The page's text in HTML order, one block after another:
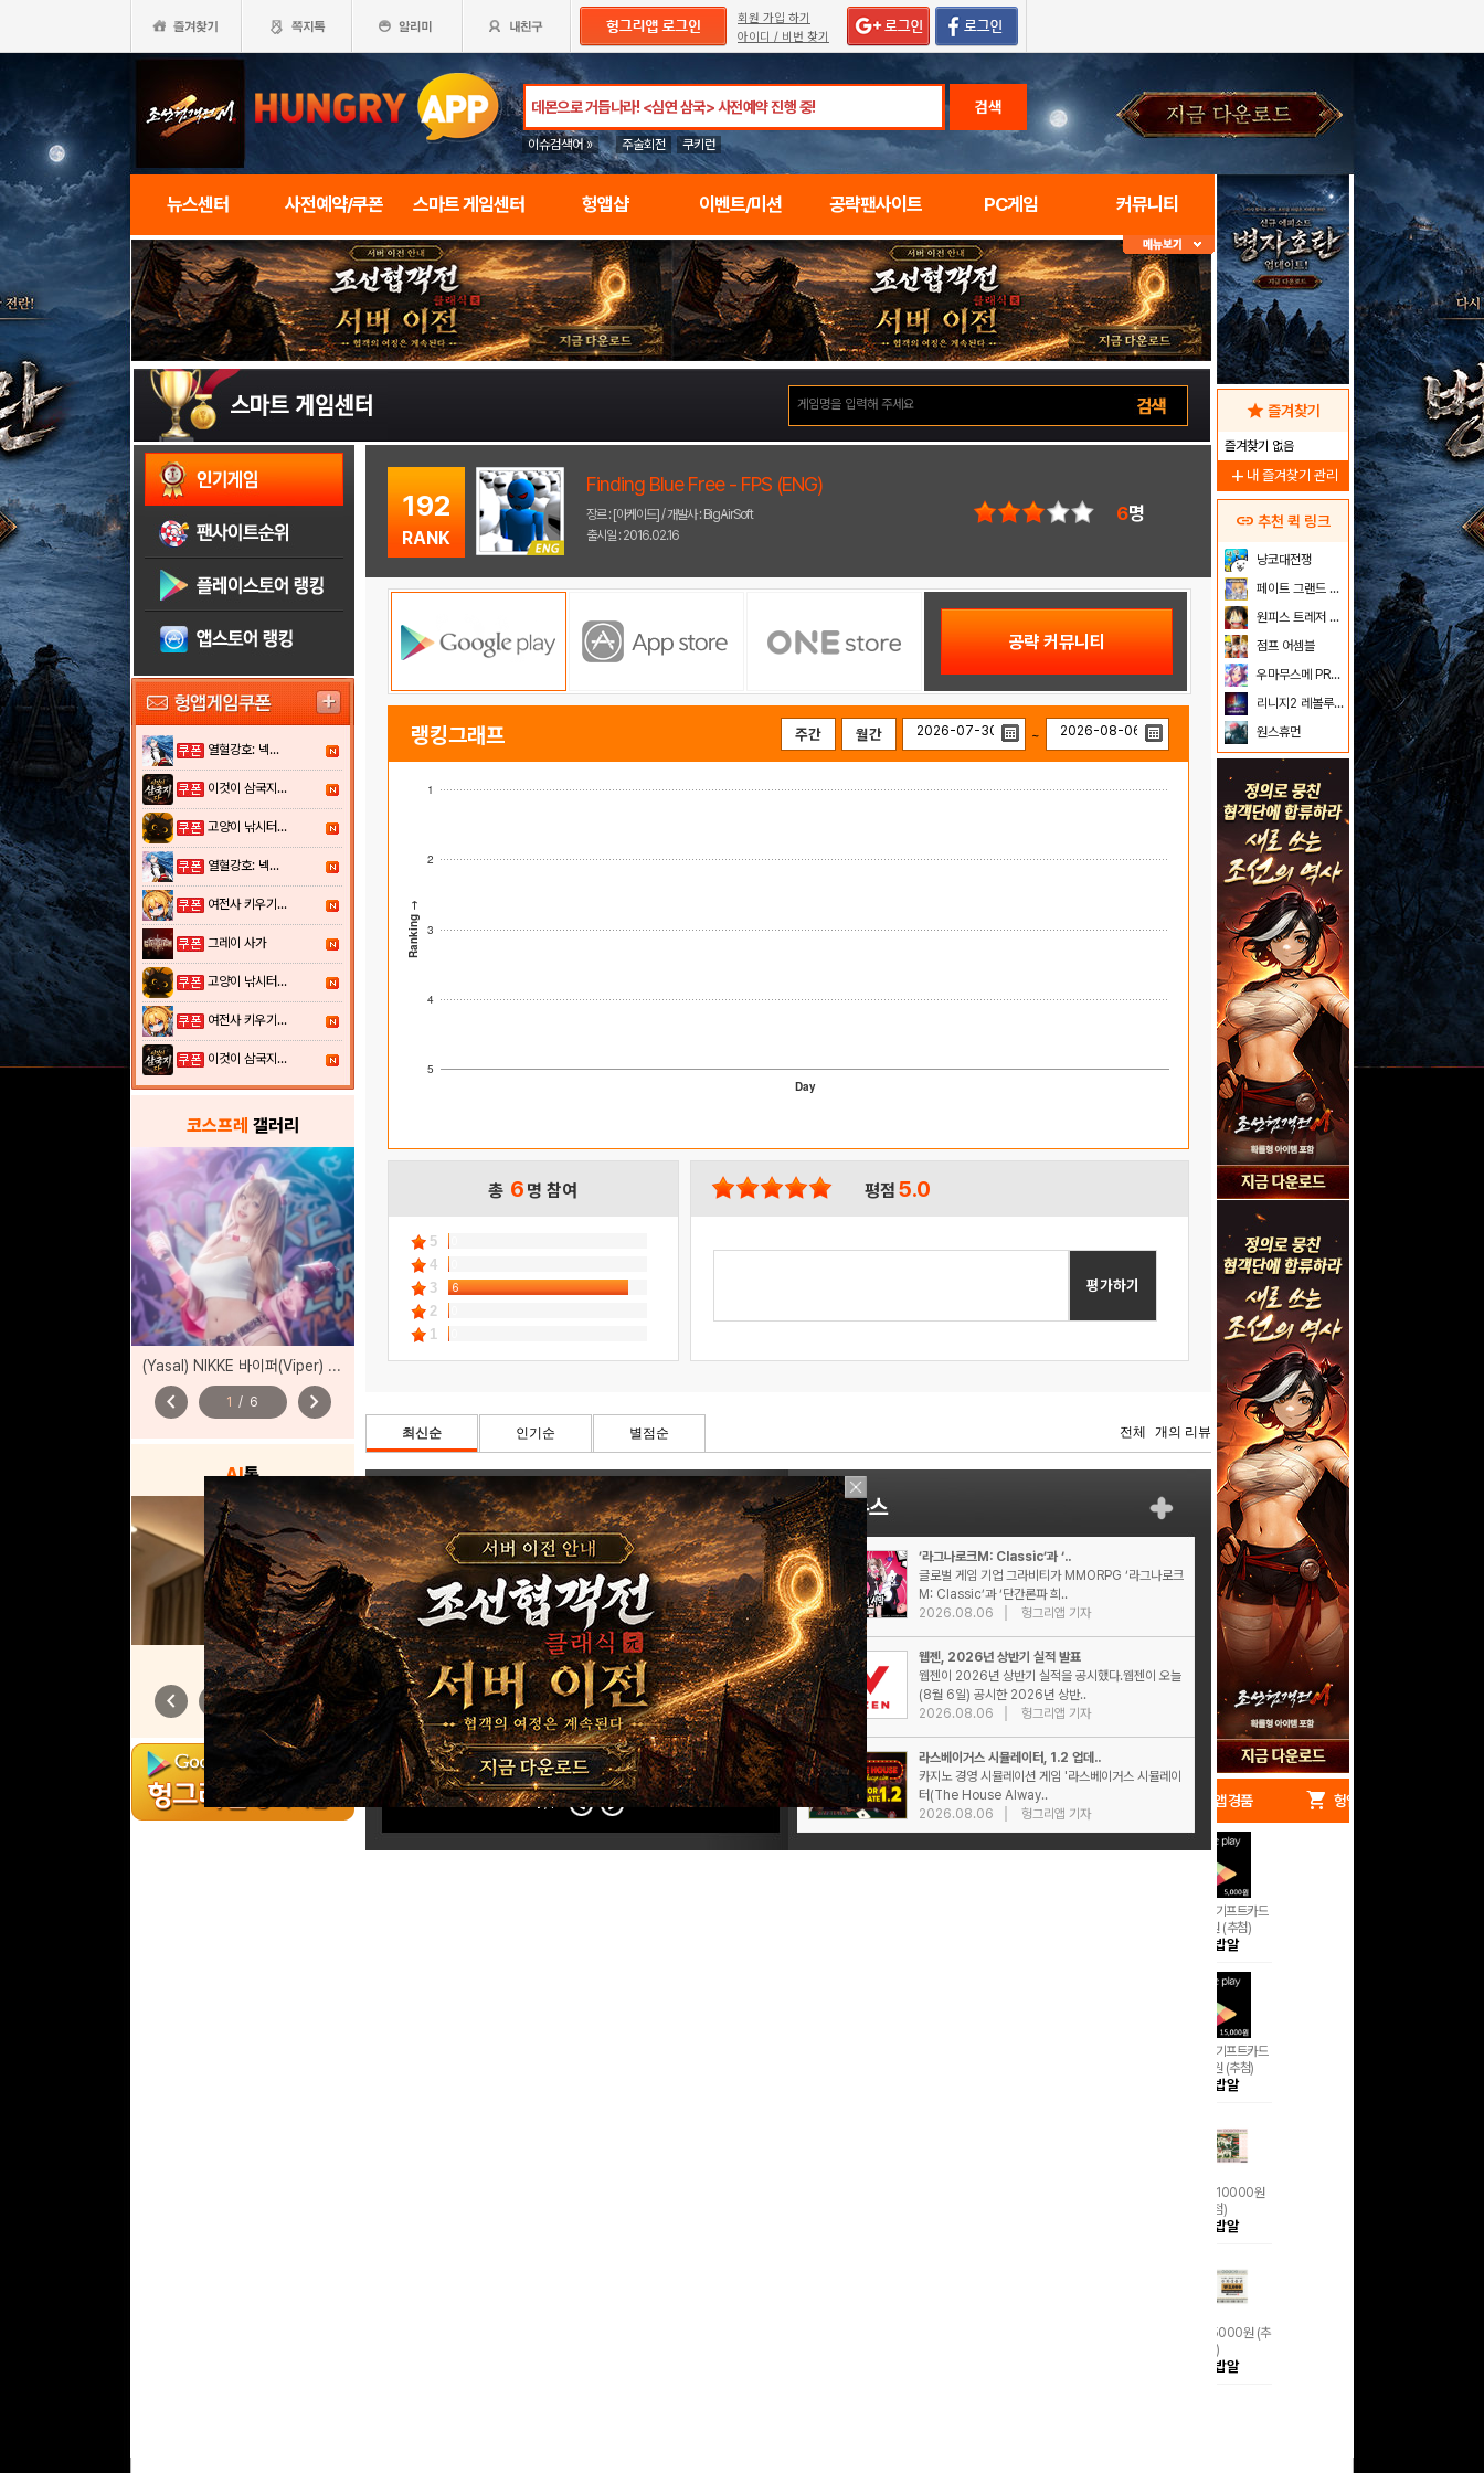
회원 가입 하기
아이디 / 비번 찾기
검색
이슈검색어 » 주술회전 쿠키런
뉴스센터 사전예약/쿠폰 스마트 게임센터 헝앱샵 이벤트/미션 공략팬사이트 PC게임 커뮤니티
열혈강호: 넥...
이것이 삼국지...
고양이 낚시터...
열혈강호: 넥...
여전사 키우기...
그레이 사가
고양이 낚시터...
여전사 키우기...
이것이 삼국지...
코스프레 갤러리
(Yasal) NIKKE 바이퍼(Viper) – 펑키 스트리트
chevron_left 1 / 6 chevron_right
AI톡
머하셈?
chevron_left chevron_right
192
RANK
Finding Blue Free - FPS (ENG)
장르 : [아케이드] / 개발사 : BigAirSoft
출시일 : 2016.02.16
6명
공략 커뮤니티
랭킹그래프 주간 월간 ~
1
2
3
4
5
Ranking →
Day
총 6 명 참여
5
4
3 6
2
1
평점 5.0
평가하기
최신순 인기순 별점순 전체 개의 리뷰
1/1
’라그나로크M: Classic’과 ‘..
글로벌 게임 기업 그라비티가 MMORPG ‘라그나로크
M: Classic’과 ‘단간론파 희..
2026.08.06
헝그리앱 기자
웹젠, 2026년 상반기 실적 발표
웹젠이 2026년 상반기 실적을 공시했다.웹젠이 오늘
(8월 6일) 공시한 2026년 상반..
2026.08.06
헝그리앱 기자
라스베이거스 시뮬레이터, 1.2 업데..
카지노 경영 시뮬레이션 게임 '라스베이거스 시뮬레이
터(The House Alway..
2026.08.06
헝그리앱 기자
star 즐겨찾기
즐겨찾기 없음
add 내 즐겨찾기 관리
link 추천 퀵 링크
냥코대전쟁
페이트 그랜드 오더
원피스 트레저 크루즈
점프 어셈블
우마무스메 PRETTY DERBY
리니지2 레볼루션
원스휴먼
redeem 헝앱 경품
구글 플레이 기프트카드
5,000원 (추첨)
구글 플레이 기프트카드
15,000원 (추첨)
문화상품권 10000원
문화상품권 5000원 (추